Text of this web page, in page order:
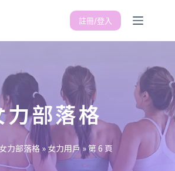
註冊/登入
力部落格
女力部落格»女力用戶»第 6 頁